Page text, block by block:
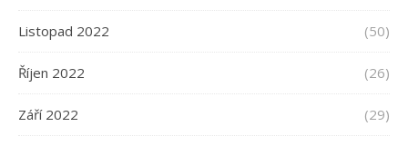
Listopad 2022 (50)
Říjen 2022 (26)
Září 2022 (29)